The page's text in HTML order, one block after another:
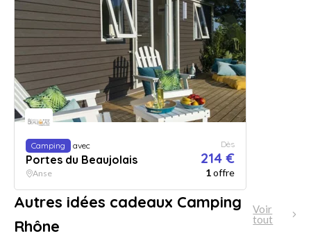
Camping avec
Portes du Beaujolais
Dès
214 €
Anse 1offre
Autres idées cadeaux Camping
Rhône
Voir
tout